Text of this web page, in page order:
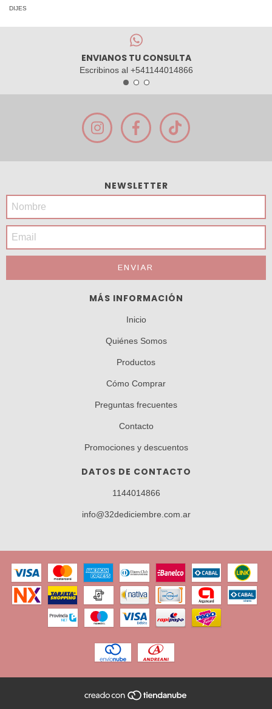
DIJES
ENVIANOS TU CONSULTA
Escribinos al +541144014866
NEWSLETTER
MÁS INFORMACIÓN
Inicio
Quiénes Somos
Productos
Cómo Comprar
Preguntas frecuentes
Contacto
Promociones y descuentos
DATOS DE CONTACTO
1144014866
info@32dediciembre.com.ar